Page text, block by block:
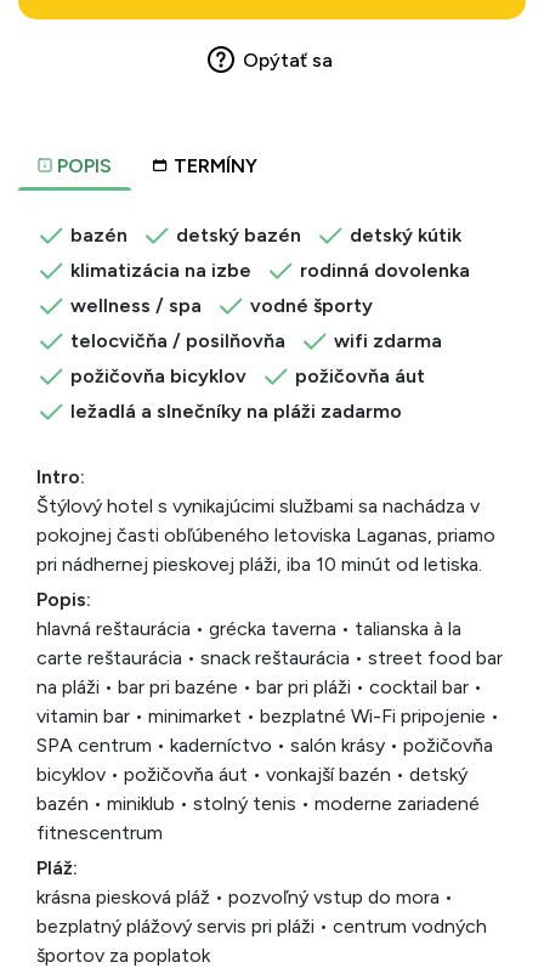
POPIS TERMÍNY
bazén detský bazén
detský kútik
klimatizácia na izbe
rodinná dovolenka
wellness / spa
vodné športy
telocvičňa / posilňovňa
wifi zdarma
požičovňa bicyklov
požičovňa áut
ležadlá a slnečníky na pláži zadarmo
Intro:
Štýlový hotel s vynikajúcimi službami sa nachádza v
pokojnej časti obľúbeného letoviska Laganas, priamo
pri nádhernej pieskovej pláži, iba 10 minút od letiska.
Popis:
hlavná reštaurácia • grécka taverna • talianska à la
carte reštaurácia • snack reštaurácia • street food bar
na pláži • bar pri bazéne • bar pri pláži • cocktail bar •
vitamin bar • minimarket • bezplatné Wi-Fi pripojenie •
SPA centrum • kaderníctvo • salón krásy • požičovňa
bicyklov • požičovňa áut • vonkajší bazén • detský
bazén • miniklub • stolný tenis • moderne zariadené
fitnescentrum
Pláž:
krásna piesková pláž • pozvoľný vstup do mora •
bezplatný plážový servis pri pláži • centrum vodných
športov za poplatok
Opýtať sa